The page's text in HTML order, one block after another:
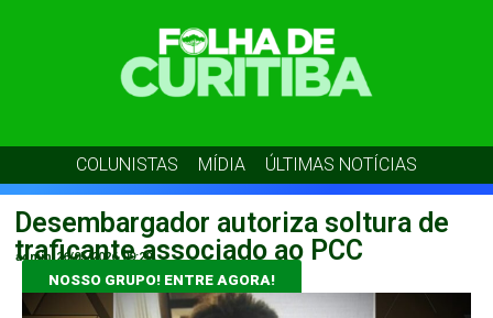
COLUNISTAS MÍDIA ÚLTIMAS NOTÍCIAS
Desembargador autoriza soltura de
traficante associado ao PCC
admin 26/05/2026 09:29
NOSSO GRUPO! ENTRE AGORA!